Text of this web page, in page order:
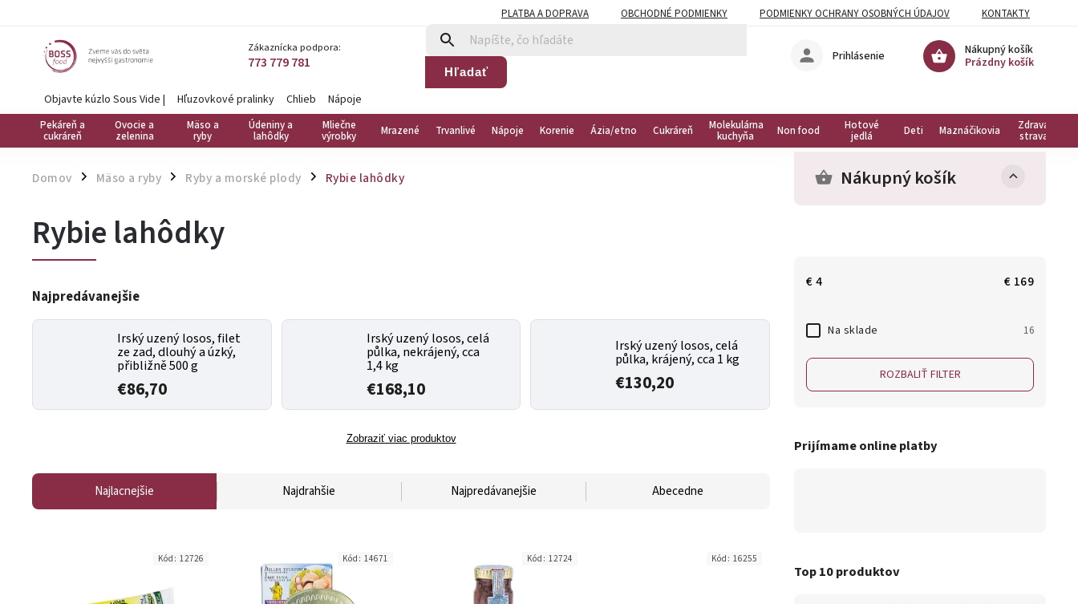
PLATBA A DOPRAVA OBCHODNÉ PODMIENKY PODMIENKY OCHRANY OSOBNÝCH ÚDAJOV KONTAKTY
Zákaznícka podpora:
773 779 781 Hľadať
Nákupný košík
Prázdny košík
Prihlásenie
Objavte kúzlo Sous Vide | Hľuzovkové pralinky Chlieb Nápoje
Pekáreň a
cukráreň
Ovocie a
zelenina
Mäso a
ryby
Údeniny a
lahôdky
Mliečne
výrobky Mrazené Trvanlivé Nápoje Korenie Ázia/etno Cukráreň Molekulárna
kuchyňa Non food Hotové
jedlá Deti Maznáčikovia Zdravá
strava
Domov / Mäso a ryby / Ryby a morské plody / Rybie lahôdky Nákupný košík
€4 € 169
Na sklade 16
ROZBALIŤ FILTER
Prijímame online platby
Top 10 produktov
Rybie lahôdky
Najpredávanejšie
Irský uzený losos, filet
ze zad, dlouhý a úzký,
přibližně 500 g
€86,70
Irský uzený losos, celá
půlka, nekrájený, cca
1,4 kg
€168,10
Irský uzený losos, celá
půlka, krájený, cca 1 kg
€130,20
Zobraziť viac produktov
Najlacnejšie Najdrahšie Najpredávanejšie Abecedne
Kód: 12726 Kód: 14671 Kód: 12724 Kód: 16255